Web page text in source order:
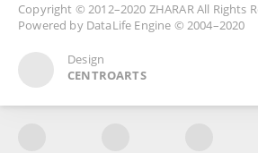
Copyright © 2012–2020 ZHARARAll Rights
Powered by DataLife Engine © 2004–2020
Design
CENTROARTS